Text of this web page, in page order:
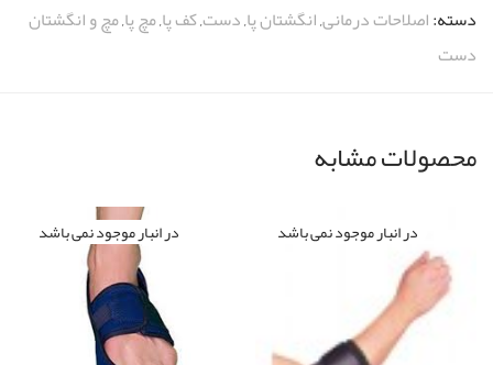
دسته:اصلاحات درمانی,انگشتان پا,دست,کف پا,مچ پا,مچ و انگشتان
دست
محصولات مشابه